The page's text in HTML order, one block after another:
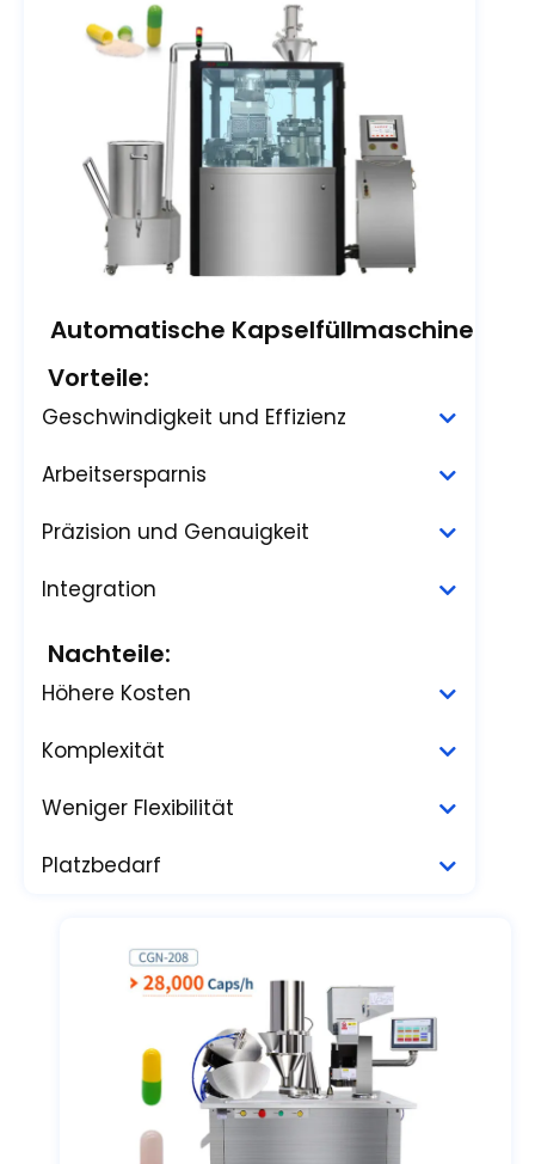
Automatische Kapselfüllmaschine
Vorteile:
Geschwindigkeit und Effizienz
Arbeitsersparnis
Präzision und Genauigkeit
Integration
Nachteile:
Höhere Kosten
Komplexität
Weniger Flexibilität
Platzbedarf